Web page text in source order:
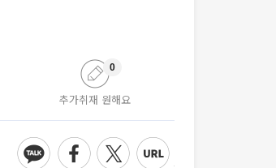
추가취재 원해요
0